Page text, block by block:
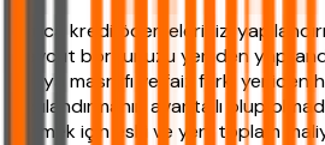
Ayrıca kredi ödemelerinizi
mevcut borcunuzu yeniden
dosya masrafı ve faiz farkı yeniden
Yapılandırmanın avantajlı olup
görmek için eski ve yeni toplam